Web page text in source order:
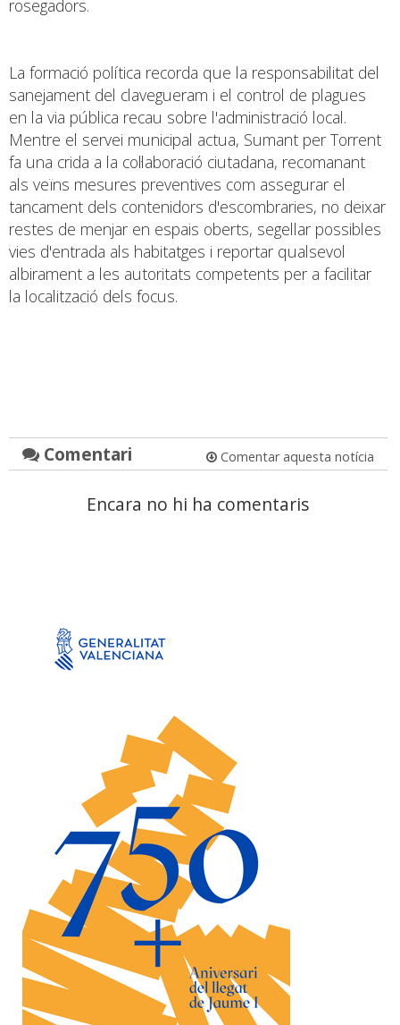
rosegadors.
La formació política recorda que la responsabilitat del
sanejament del clavegueram i el control de plagues
en la via pública recau sobre l'administració local.
Mentre el servei municipal actua, Sumant per Torrent
fa una crida a la col·laboració ciutadana, recomanant
als veïns mesures preventives com assegurar el
tancament dels contenidors d'escombraries, no deixar
restes de menjar en espais oberts, segellar possibles
vies d'entrada als habitatges i reportar qualsevol
albirament a les autoritats competents per a facilitar
la localització dels focus.
Comentari Comentar aquesta notícia
Encara no hi ha comentaris